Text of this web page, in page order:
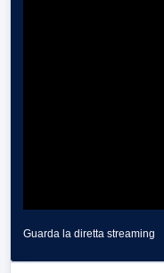
Guarda la diretta streaming